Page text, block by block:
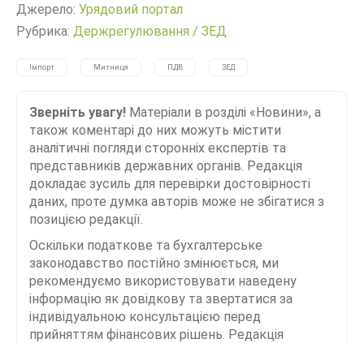
Джерело: Урядовий портал
Рубрика: Держрегулювання / ЗЕД
Імпорт Митниця ПДВ ЗЕД
Зверніть увагу! Матеріали в розділі «Новини», а
також коментарі до них можуть містити
аналітичні погляди сторонніх експертів та
представників державних органів. Редакція
докладає зусиль для перевірки достовірності
даних, проте думка авторів може не збігатися з
позицією редакції.
Оскільки податкове та бухгалтерське
законодавство постійно змінюється, ми
рекомендуємо використовувати наведену
інформацію як довідкову та звертатися за
індивідуальною консультацією перед
прийняттям фінансових рішень. Редакція